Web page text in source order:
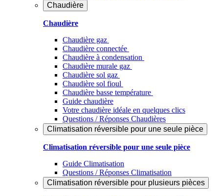
Chaudière
Chaudière
Chaudière gaz
Chaudière connectée
Chaudière à condensation
Chaudière murale gaz
Chaudière sol gaz
Chaudière sol fioul
Chaudière basse température
Guide chaudière
Votre chaudière idéale en quelques clics
Questions / Réponses Chaudières
Climatisation réversible pour une seule pièce
Climatisation réversible pour une seule pièce
Guide Climatisation
Questions / Réponses Climatisation
Climatisation réversible pour plusieurs pièces